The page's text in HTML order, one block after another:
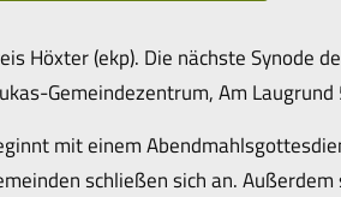
Höxter (ekp). Die nächste Synode
Gemeindezentrum, Am
mit einem
schließen sich an.